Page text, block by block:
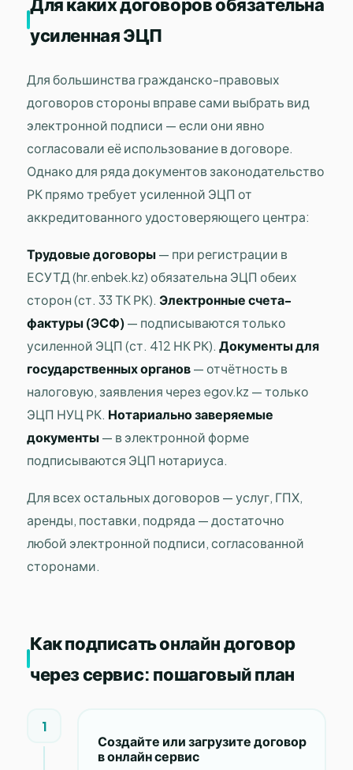
усиленная ЭЦП
Для большинства гражданско-правовых
договоров стороны вправе сами выбрать вид
электронной подписи — если они явно
согласовали её использование в договоре.
Однако для ряда документов законодательство
РК прямо требует усиленной ЭЦП от
аккредитованного удостоверяющего центра:
Трудовые договоры— при регистрации в
ЕСУТД (hr.enbek.kz) обязательна ЭЦП обеих
сторон (ст. 33 ТК РК). Электронные счета-
фактуры (ЭСФ)— подписываются только
усиленной ЭЦП (ст. 412 НК РК). Документы для
государственных органов— отчётность в
налоговую, заявления через egov.kz — только
ЭЦП НУЦ РК. Нотариально заверяемые
документы— в электронной форме
подписываются ЭЦП нотариуса.
Для всех остальных договоров — услуг, ГПХ,
аренды, поставки, подряда — достаточно
любой электронной подписи, согласованной
сторонами.
Как подписать онлайн договор
через сервис: пошаговый план
1
Создайте или загрузите договор
в онлайн сервис